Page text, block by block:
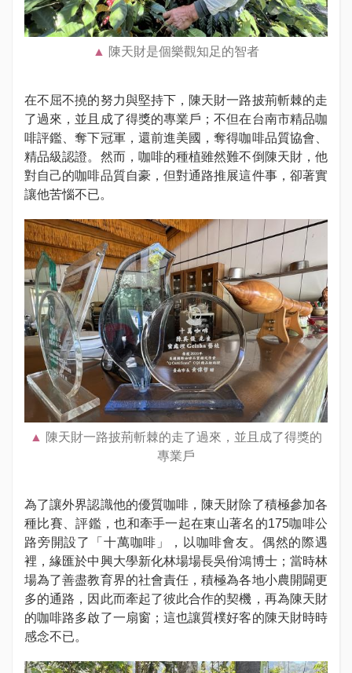
陳天財是個樂觀知足的智者
在不屈不撓的努力與堅持下，陳天財一路披荊斬棘的走
了過來，並且成了得獎的專業戶；不但在台南市精品咖
啡評鑑、奪下冠軍，還前進美國，奪得咖啡品質協會、
精品級認證。然而，咖啡的種植雖然難不倒陳天財，他
對自己的咖啡品質自豪，但對通路推展這件事，卻著實
讓他苦惱不已。
陳天財一路披荊斬棘的走了過來，並且成了得獎的
專業戶
為了讓外界認識他的優質咖啡，陳天財除了積極參加各
種比賽、評鑑，也和牽手一起在東山著名的175咖啡公
路旁開設了「十萬咖啡」，以咖啡會友。偶然的際遇
裡，緣匯於中興大學新化林場場長吳佾鴻博士；當時林
場為了善盡教育界的社會責任，積極為各地小農開闢更
多的通路，因此而牽起了彼此合作的契機，再為陳天財
的咖啡路多啟了一扇窗；這也讓質樸好客的陳天財時時
感念不已。